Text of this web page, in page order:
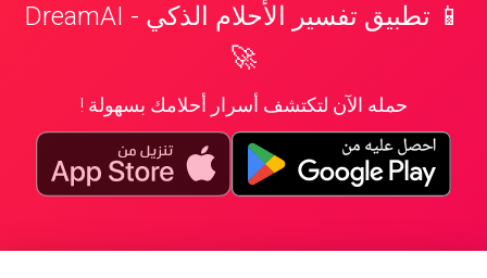
📱 تطبيق تفسير الأحلام الذكي - DreamAI
🚀
حمله الآن لتكتشف أسرار أحلامك بسهولة !